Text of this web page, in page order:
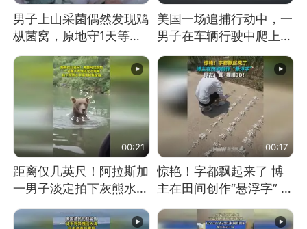
男子上山采菌偶然发现鸡
枞菌窝，原地守1天等它
长大：挖了140多朵
美国一场追捕行动中，一
男子在车辆行驶中爬上车
顶跳舞。（新京报）
00:21
距离仅几英尺！阿拉斯加
一男子淡定拍下灰熊水中
捕食鲑鱼全程
00:17
惊艳！字都飘起来了 博
主在田间创作“悬浮字” 网
友：真·裸眼3D！